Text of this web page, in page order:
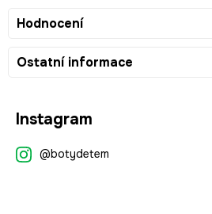
Hodnocení
Ostatní informace
Instagram
@botydetem